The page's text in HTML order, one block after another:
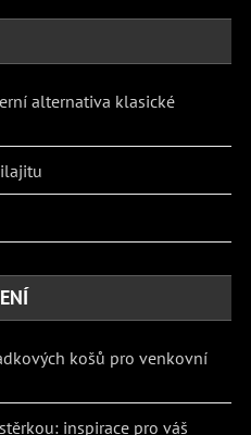
alternativa klasické
košů pro venkovní
inspirace pro váš